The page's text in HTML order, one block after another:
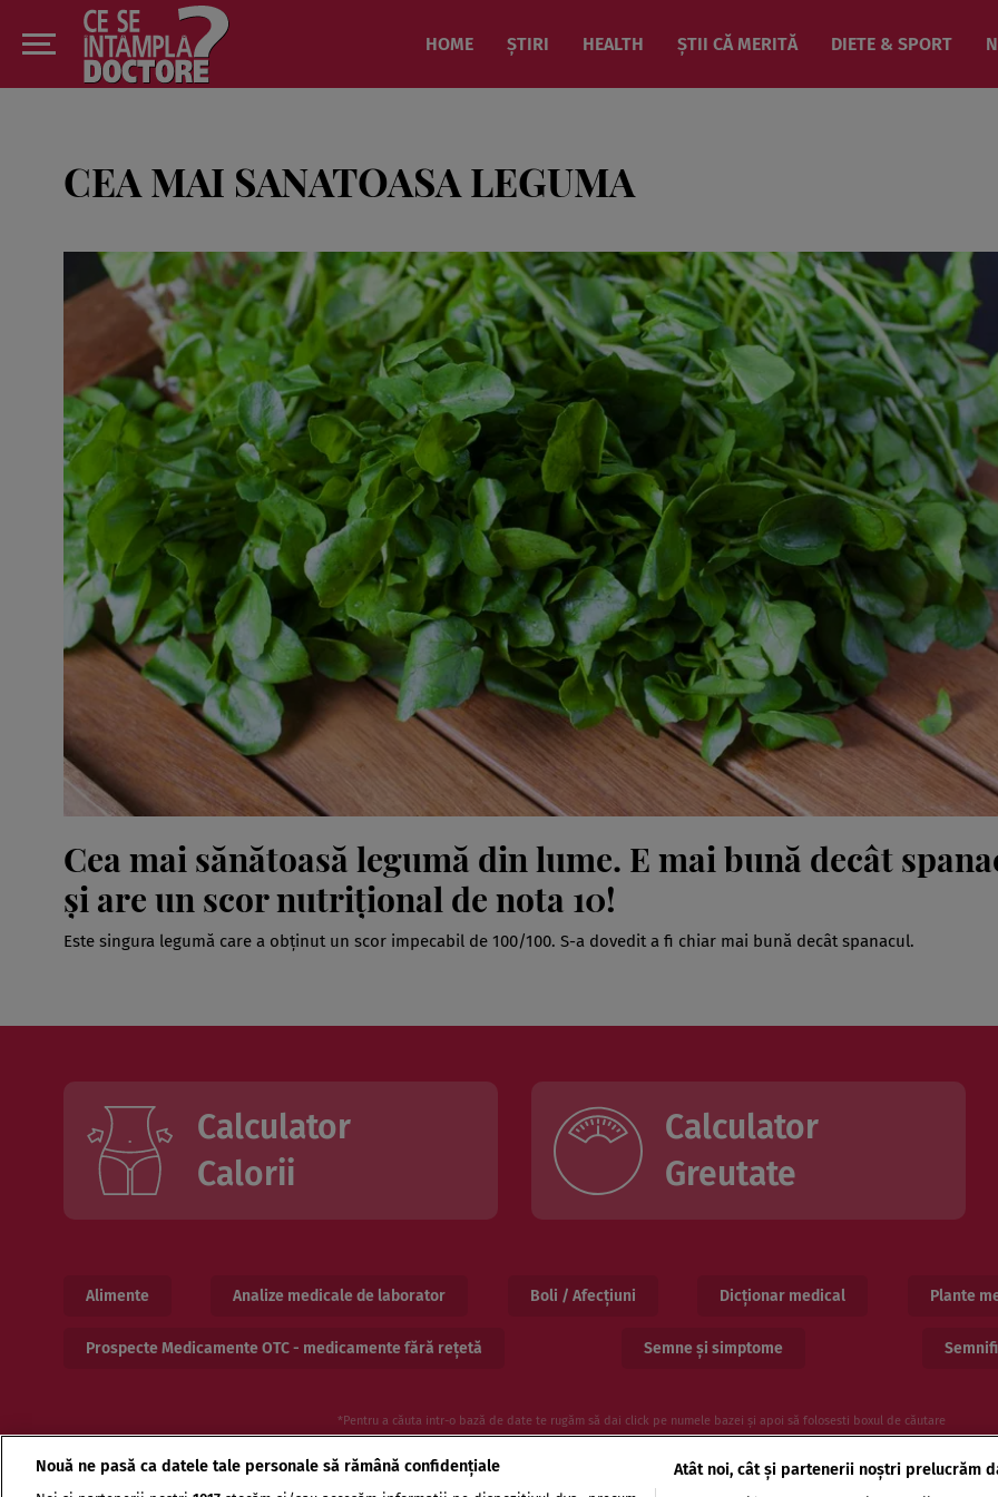
HOME ȘTIRI HEALTH ȘTII CĂ MERITĂ DIETE & SPORT
CEA MAI SANATOASA LEGUMA
Cea mai sănătoasă legumă din lume. E mai bună decât
și are un scor nutrițional de nota 10!
Este singura legumă care a obținut un scor impecabil de 100/100. S-a dovedit a fi chiar mai bună decât spanacul.
Calculator
Calorii
Calculator
Greutate
Alimente Analize medicale de laborator Boli / Afecțiuni Dicționar medical Plante
Prospecte Medicamente OTC - medicamente fără rețetă Semne și simptome
*Pentru a căuta intr-o bază de date te rugăm să dai click pe numele bazei și apoi să folosesti boxul de căutare
Nouă ne pasă ca datele tale personale să rămână confidențiale Atât noi, cât și partenerii noștri prelucrăm